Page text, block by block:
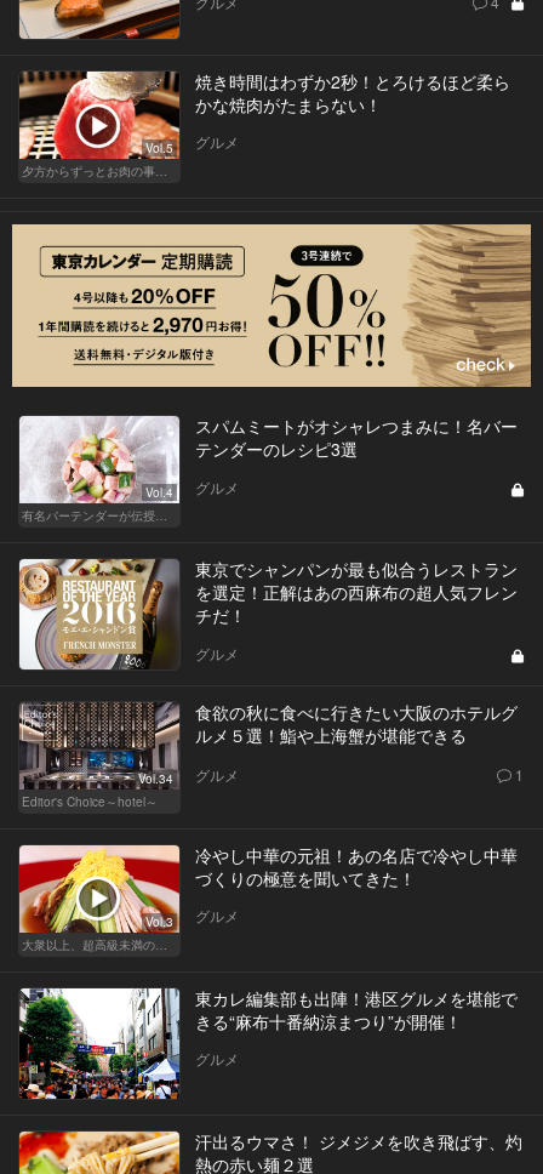
Vol.5
夕方からずっとお肉の事を考えてる貴方へ
焼き時間はわずか2秒！とろけるほど柔ら
かな焼肉がたまらない！
グルメ
Vol.4
有名バーテンダーが伝授する簡単つまみレシピ
スパムミートがオシャレつまみに！名バー
テンダーのレシピ3選
グルメ
東京でシャンパンが最も似合うレストラン
を選定！正解はあの西麻布の超人気フレン
チだ！
グルメ
Vol.34
Editor's Choice～hotel～
食欲の秋に食べに行きたい大阪のホテルグ
ルメ５選！鮨や上海蟹が堪能できる
グルメ 1
Vol.3
大衆以上、超高級未満の絶品中華
冷やし中華の元祖！あの名店で冷やし中華
づくりの極意を聞いてきた！
グルメ
東カレ編集部も出陣！港区グルメを堪能で
きる“麻布十番納涼まつり”が開催！
グルメ
汗出るウマさ！ ジメジメを吹き飛ばす、灼
熱の赤い麺２選